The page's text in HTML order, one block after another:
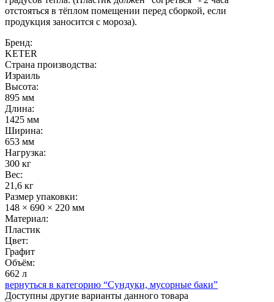
отстояться в тёплом помещении перед сборкой, если
продукция заносится с мороза).
Бренд:
KETER
Страна производства:
Израиль
Высота:
895 мм
Длина:
1425 мм
Ширина:
653 мм
Нагрузка:
300 кг
Вес:
21,6 кг
Размер упаковки:
148 × 690 × 220 мм
Материал:
Пластик
Цвет:
Графит
Объём:
662 л
вернуться в категорию “Сундуки, мусорные баки”
Доступны другие варианты данного товара